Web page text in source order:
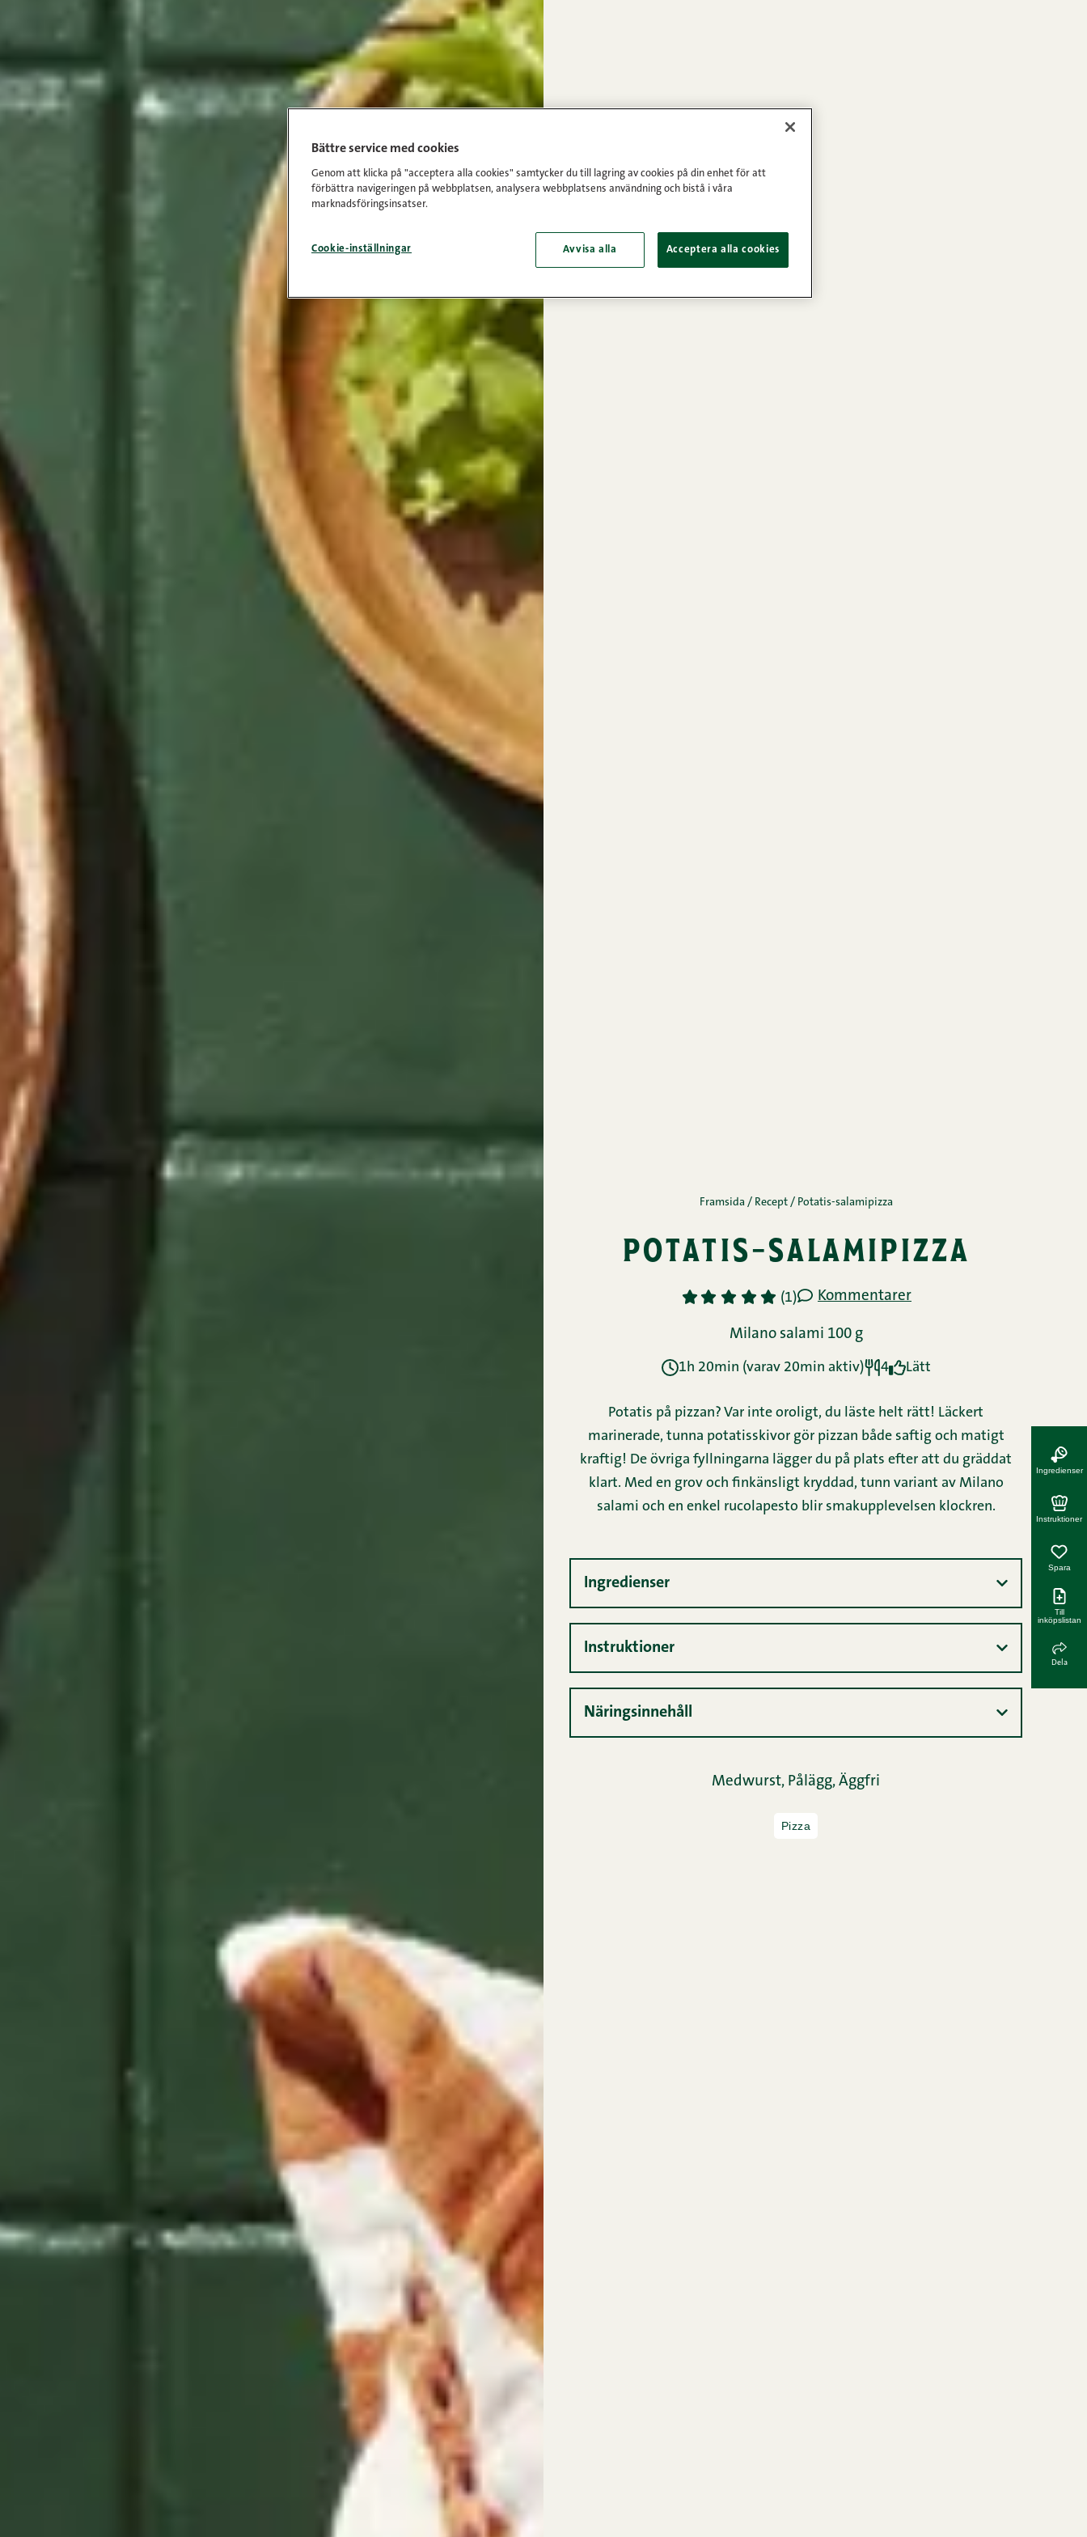
Framsida / Recept / Potatis-salamipizza
potatis-salamipizza
1 2 3 4 5 (1) Kommentarer
Milano salami 100 g
1h 20min (varav 20min aktiv) 4 Lätt
Potatis på pizzan? Var inte oroligt, du läste helt rätt! Läckert
marinerade, tunna potatisskivor gör pizzan både saftig och matigt
kraftig! De övriga fyllningarna lägger du på plats efter att du gräddat
klart. Med en grov och finkänsligt kryddad, tunn variant av Milano
salami och en enkel rucolapesto blir smakupplevelsen klockren.
Ingredienser
Instruktioner
Näringsinnehåll
Medwurst, Pålägg, Äggfri
Pizza
Spara
Till
inköpslistan
Dela
Bättre service med cookies
Genom att klicka på "acceptera alla cookies" samtycker du till lagring av cookies på din enhet för att
förbättra navigeringen på webbplatsen, analysera webbplatsens användning och bistå i våra
marknadsföringsinsatser.
Cookie-inställningar